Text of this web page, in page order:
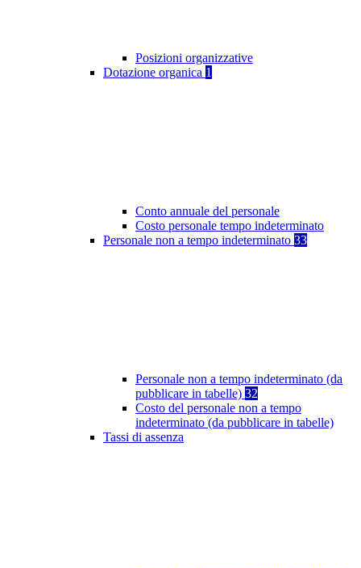
Posizioni organizzative
Dotazione organica 1
Conto annuale del personale
Costo personale tempo indeterminato
Personale non a tempo indeterminato 33
Personale non a tempo indeterminato (da
pubblicare in tabelle) 32
Costo del personale non a tempo
indeterminato (da pubblicare in tabelle)
Tassi di assenza